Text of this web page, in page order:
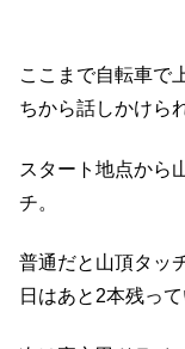
ここまで自転車で
ちから話しかけら
スタート地点から
チ。
普通だと山頂タッ
日はあと2本残って